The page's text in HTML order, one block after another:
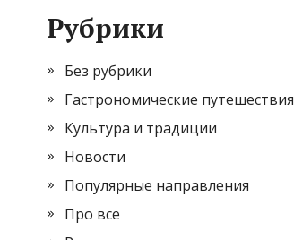
Рубрики
Без рубрики
Гастрономические путешествия
Культура и традиции
Новости
Популярные направления
Про все